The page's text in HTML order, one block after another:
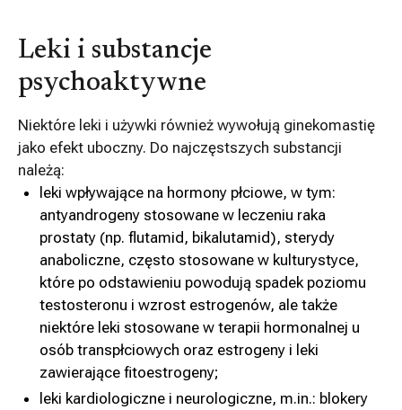
Leki i substancje
psychoaktywne
Niektóre leki i używki również wywołują ginekomastię
jako efekt uboczny. Do najczęstszych substancji
należą:
leki wpływające na hormony płciowe, w tym:
antyandrogeny stosowane w leczeniu raka
prostaty (np. flutamid, bikalutamid), sterydy
anaboliczne, często stosowane w kulturystyce,
które po odstawieniu powodują spadek poziomu
testosteronu i wzrost estrogenów, ale także
niektóre leki stosowane w terapii hormonalnej u
osób transpłciowych oraz estrogeny i leki
zawierające fitoestrogeny;
leki kardiologiczne i neurologiczne, m.in.: blokery